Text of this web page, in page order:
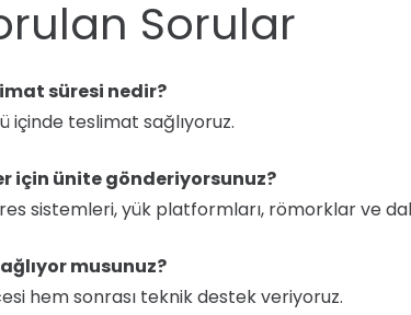
Sorular
süresi nedir?
içinde teslimat sağlıyoruz.
için ünite gönderiyorsunuz?
sistemleri, yük platformları, römorklar ve
musunuz?
hem sonrası teknik destek veriyoruz.